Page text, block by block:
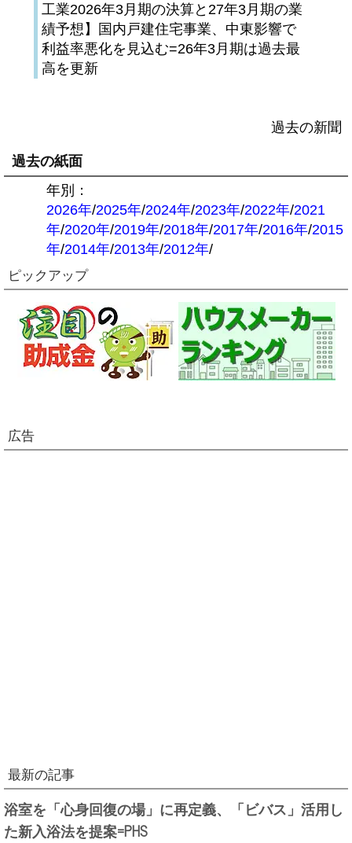
工業2026年3月期の決算と27年3月期の業
績予想】国内戸建住宅事業、中東影響で
利益率悪化を見込む=26年3月期は過去最
高を更新
過去の新聞
過去の紙面
年別：
2026年/2025年/2024年/2023年/2022年/2021
年/2020年/2019年/2018年/2017年/2016年/2015
年/2014年/2013年/2012年/
ピックアップ
広告
最新の記事
浴室を「心身回復の場」に再定義、「ビバス」活用し
た新入浴法を提案=PHS